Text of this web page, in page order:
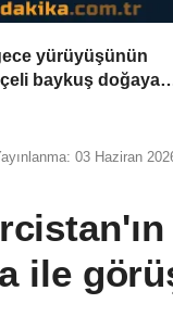
yürüyüşünün
baykuş doğaya
03 Haziran
ile